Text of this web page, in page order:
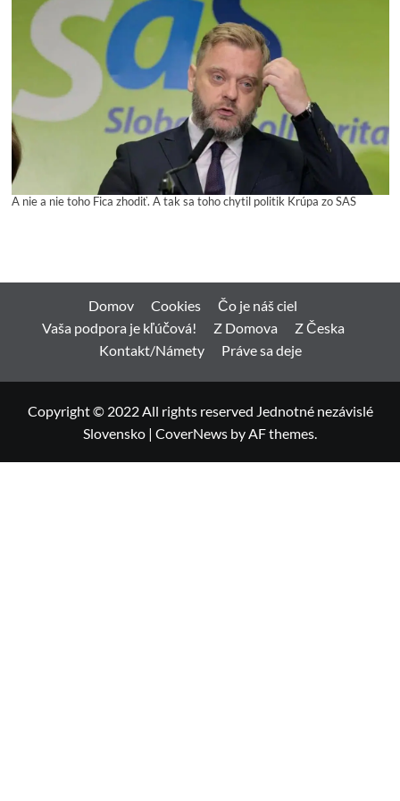
A nie a nie toho Fica zhodiť. A tak sa toho chytil politik Krúpa zo SAS
Domov Cookies
Čo je náš ciel
Vaša podpora je kľúčová!
Z Domova
Z Česka
Kontakt/Námety
Práve sa deje
Copyright © 2022 All rights reserved Jednotné nezávislé
Slovensko | CoverNews by AF themes.